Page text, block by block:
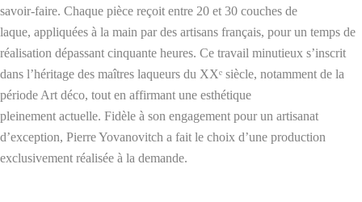
savoir-faire. Chaque pièce reçoit entre 20 et 30 couches de
laque, appliquées à la main par des artisans français, pour un temps de
réalisation dépassant cinquante heures. Ce travail minutieux s’inscrit
dans l’héritage des maîtres laqueurs du XXᵉ siècle, notamment de la
période Art déco, tout en affirmant une esthétique
pleinement actuelle. Fidèle à son engagement pour un artisanat
d’exception, Pierre Yovanovitch a fait le choix d’une production
exclusivement réalisée à la demande.